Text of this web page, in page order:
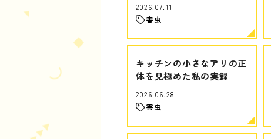
2026.07.11
害虫
キッチンの小さなアリの正
体を見極めた私の実録
2026.06.28
害虫